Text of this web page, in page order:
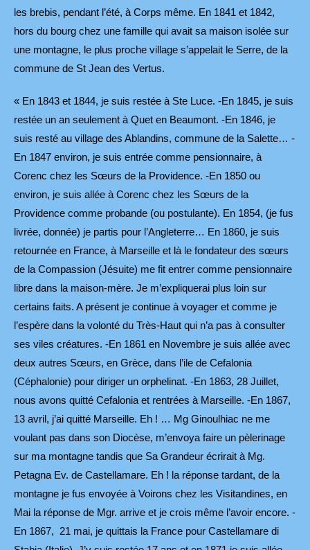
les brebis, pendant l’été, à Corps même. En 1841 et 1842,
hors du bourg chez une famille qui avait sa maison isolée sur
une montagne, le plus proche village s’appelait le Serre, de la
commune de St Jean des Vertus.
« En 1843 et 1844, je suis restée à Ste Luce. -En 1845, je suis
restée un an seulement à Quet en Beaumont. -En 1846, je
suis resté au village des Ablandins, commune de la Salette… -
En 1847 environ, je suis entrée comme pensionnaire, à
Corenc chez les Sœurs de la Providence. -En 1850 ou
environ, je suis allée à Corenc chez les Sœurs de la
Providence comme probande (ou postulante). En 1854, (je fus
livrée, donnée) je partis pour l’Angleterre… En 1860, je suis
retournée en France, à Marseille et là le fondateur des sœurs
de la Compassion (Jésuite) me fit entrer comme pensionnaire
libre dans la maison-mère. Je m’expliquerai plus loin sur
certains faits. A présent je continue à voyager et comme je
l’espère dans la volonté du Très-Haut qui n’a pas à consulter
ses viles créatures. -En 1861 en Novembre je suis allée avec
deux autres Sœurs, en Grèce, dans l’ile de Cefalonia
(Céphalonie) pour diriger un orphelinat. -En 1863, 28 Juillet,
nous avons quitté Cefalonia et rentrées à Marseille. -En 1867,
13 avril, j’ai quitté Marseille. Eh ! … Mg Ginoulhiac ne me
voulant pas dans son Diocèse, m’envoya faire un pèlerinage
sur ma montagne tandis que Sa Grandeur écrirait à Mg.
Petagna Ev. de Castellamare. Eh ! la réponse tardant, de la
montagne je fus envoyée à Voirons chez les Visitandines, en
Mai la réponse de Mgr. arrive et je crois même l’avoir encore. -
En 1867, 21 mai, je quittais la France pour Castellamare di